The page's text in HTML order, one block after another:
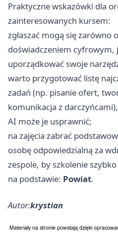
Praktyczne wskazówki dla
zainteresowanych kursem:
zgłaszać mogą się zarówno
doświadczeniem cyfrowym,
uporządkować swoje
warto przygotować listę
zadań (np. pisanie ofert,
komunikacja z
AI może je usprawnić;
na zajęcia zabrać
osobę odpowiedzialną za
zespole, by szkolenie
na podstawie: Powiat.
Autor:krystian